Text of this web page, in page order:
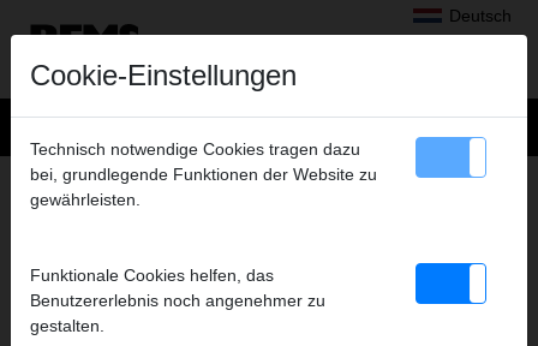
Deutsch
Produkte>Radialpressen>
REMS Presszangen A1-32kN/REMS Pressringe
REMS PRESSZANGE V 14 / VG 14
(PZ-2B) A1-32KN
Art.-Nr. 570132
Cookie-Einstellungen
Technisch notwendige Cookies tragen dazu
bei, grundlegende Funktionen der Website zu
gewährleisten.
Funktionale Cookies helfen, das
Benutzererlebnis noch angenehmer zu
gestalten.